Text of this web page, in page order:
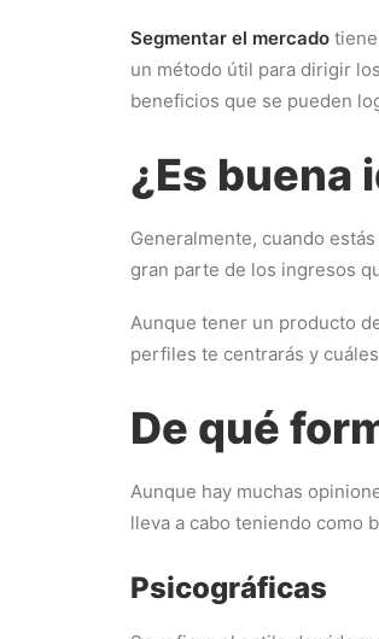
Segmentar el mercado
un método útil para dirigir
beneficios que se pueden
¿Es buena
Generalmente, cuando
gran parte de los ingresos
Aunque tener un producto
perfiles te centrarás y
De qué
Aunque hay muchas
lleva a cabo teniendo como
Psicográficas